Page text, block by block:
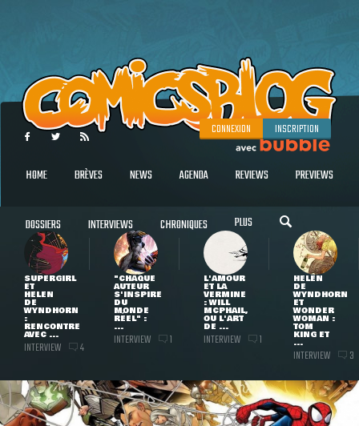
CONNEXION INSCRIPTION
HOME BRÈVES NEWS AGENDA REVIEWS PREVIEWS
DOSSIERS INTERVIEWS CHRONIQUES PLUS
SUPERGIRL
ET
HELEN
DE
WYNDHORN
:
RENCONTRE
AVEC ...
INTERVIEW 4
"CHAQUE
AUTEUR
S'INSPIRE
DU
MONDE
RÉEL" :
...
INTERVIEW 1
L'AMOUR
ET LA
VERMINE
: WILL
MCPHAIL,
OU L'ART
DE ...
INTERVIEW 1
HELEN
DE
WYNDHORN
ET
WONDER
WOMAN :
TOM
KING ET
...
INTERVIEW 3